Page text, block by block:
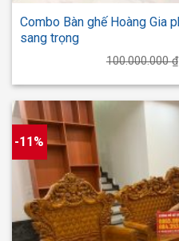
Combo Bàn ghế Hoàng Gia
sang trọng
100.000.000₫
-11%